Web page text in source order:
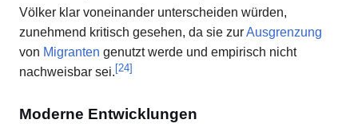
Völker klar voneinander unterscheiden würden,
zunehmend kritisch gesehen, da sie zurAusgrenzung
von Migranten genutzt werde und empirisch nicht
nachweisbar sei.[24]
Moderne Entwicklungen